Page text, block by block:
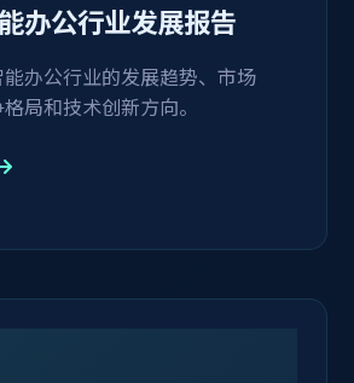
办公行业发展报告
办公行业的发展趋势、市场
局和技术创新方向。